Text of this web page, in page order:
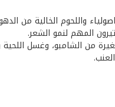
واللحوم الخالية من
المهم لنمو الشعر.
من الشامبو، وغسل اللحية